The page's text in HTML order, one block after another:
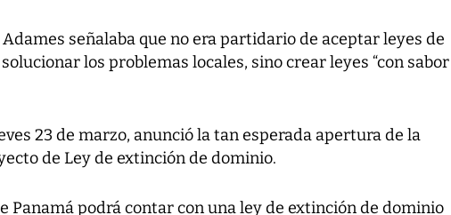
señalaba que no era partidario de aceptar leyes de
los problemas locales, sino crear leyes “con sabor
23 de marzo, anunció la tan esperada apertura de la
de Ley de extinción de dominio.
Panamá podrá contar con una ley de extinción de dominio